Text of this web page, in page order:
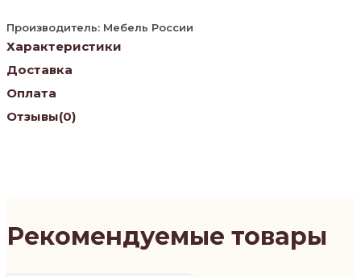
Производитель: Мебель России
Характеристики
Доставка
Оплата
Отзывы(0)
Рекомендуемые товары